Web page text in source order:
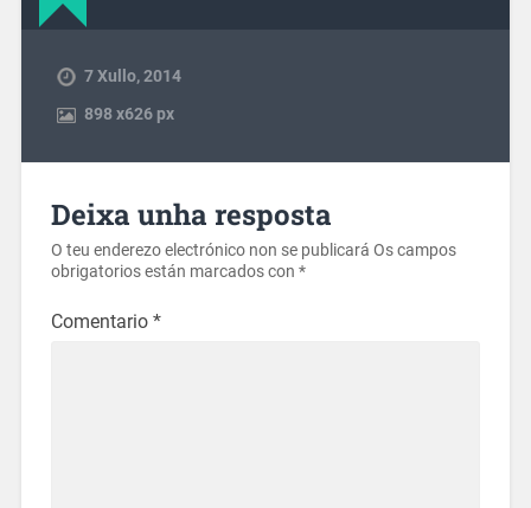
7 Xullo, 2014
898x626 px
Deixa unha resposta
O teu enderezo electrónico non se publicará Os campos
obrigatorios están marcados con *
Comentario *